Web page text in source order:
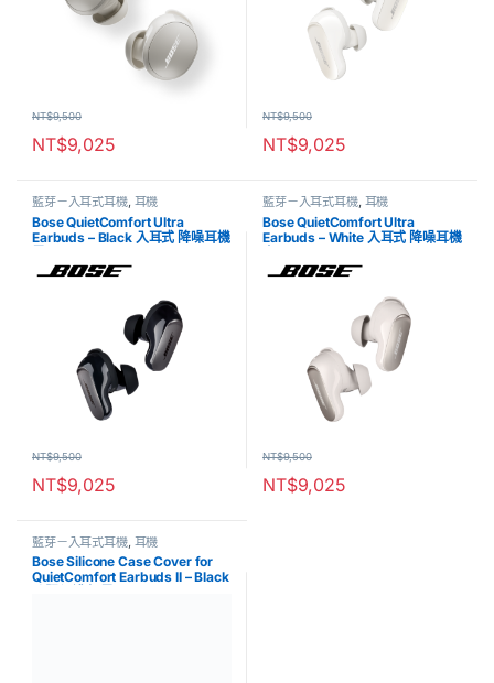
NT$9,025
NT$9,500
NT$9,025
NT$9,500
藍芽－入耳式耳機, 耳機
Bose QuietComfort Ultra
Earbuds – Black 入耳式 降噪耳機
NT$9,025
NT$9,500
藍芽－入耳式耳機, 耳機
Bose QuietComfort Ultra
Earbuds – White 入耳式 降噪耳機
NT$9,025
NT$9,500
藍芽－入耳式耳機, 耳機
Bose Silicone Case Cover for
QuietComfort Earbuds II – Black